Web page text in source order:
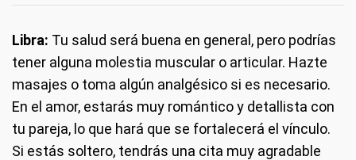
Libra: Tu salud será buena en general, pero podrías
tener alguna molestia muscular o articular. Hazte
masajes o toma algún analgésico si es necesario.
En el amor, estarás muy romántico y detallista con
tu pareja, lo que hará que se fortalecerá el vínculo.
Si estás soltero, tendrás una cita muy agradable